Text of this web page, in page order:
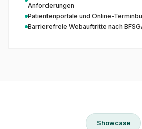
Anforderungen
Patientenportale und Online-
Barrierefreie Webauftritte nach
Showcase